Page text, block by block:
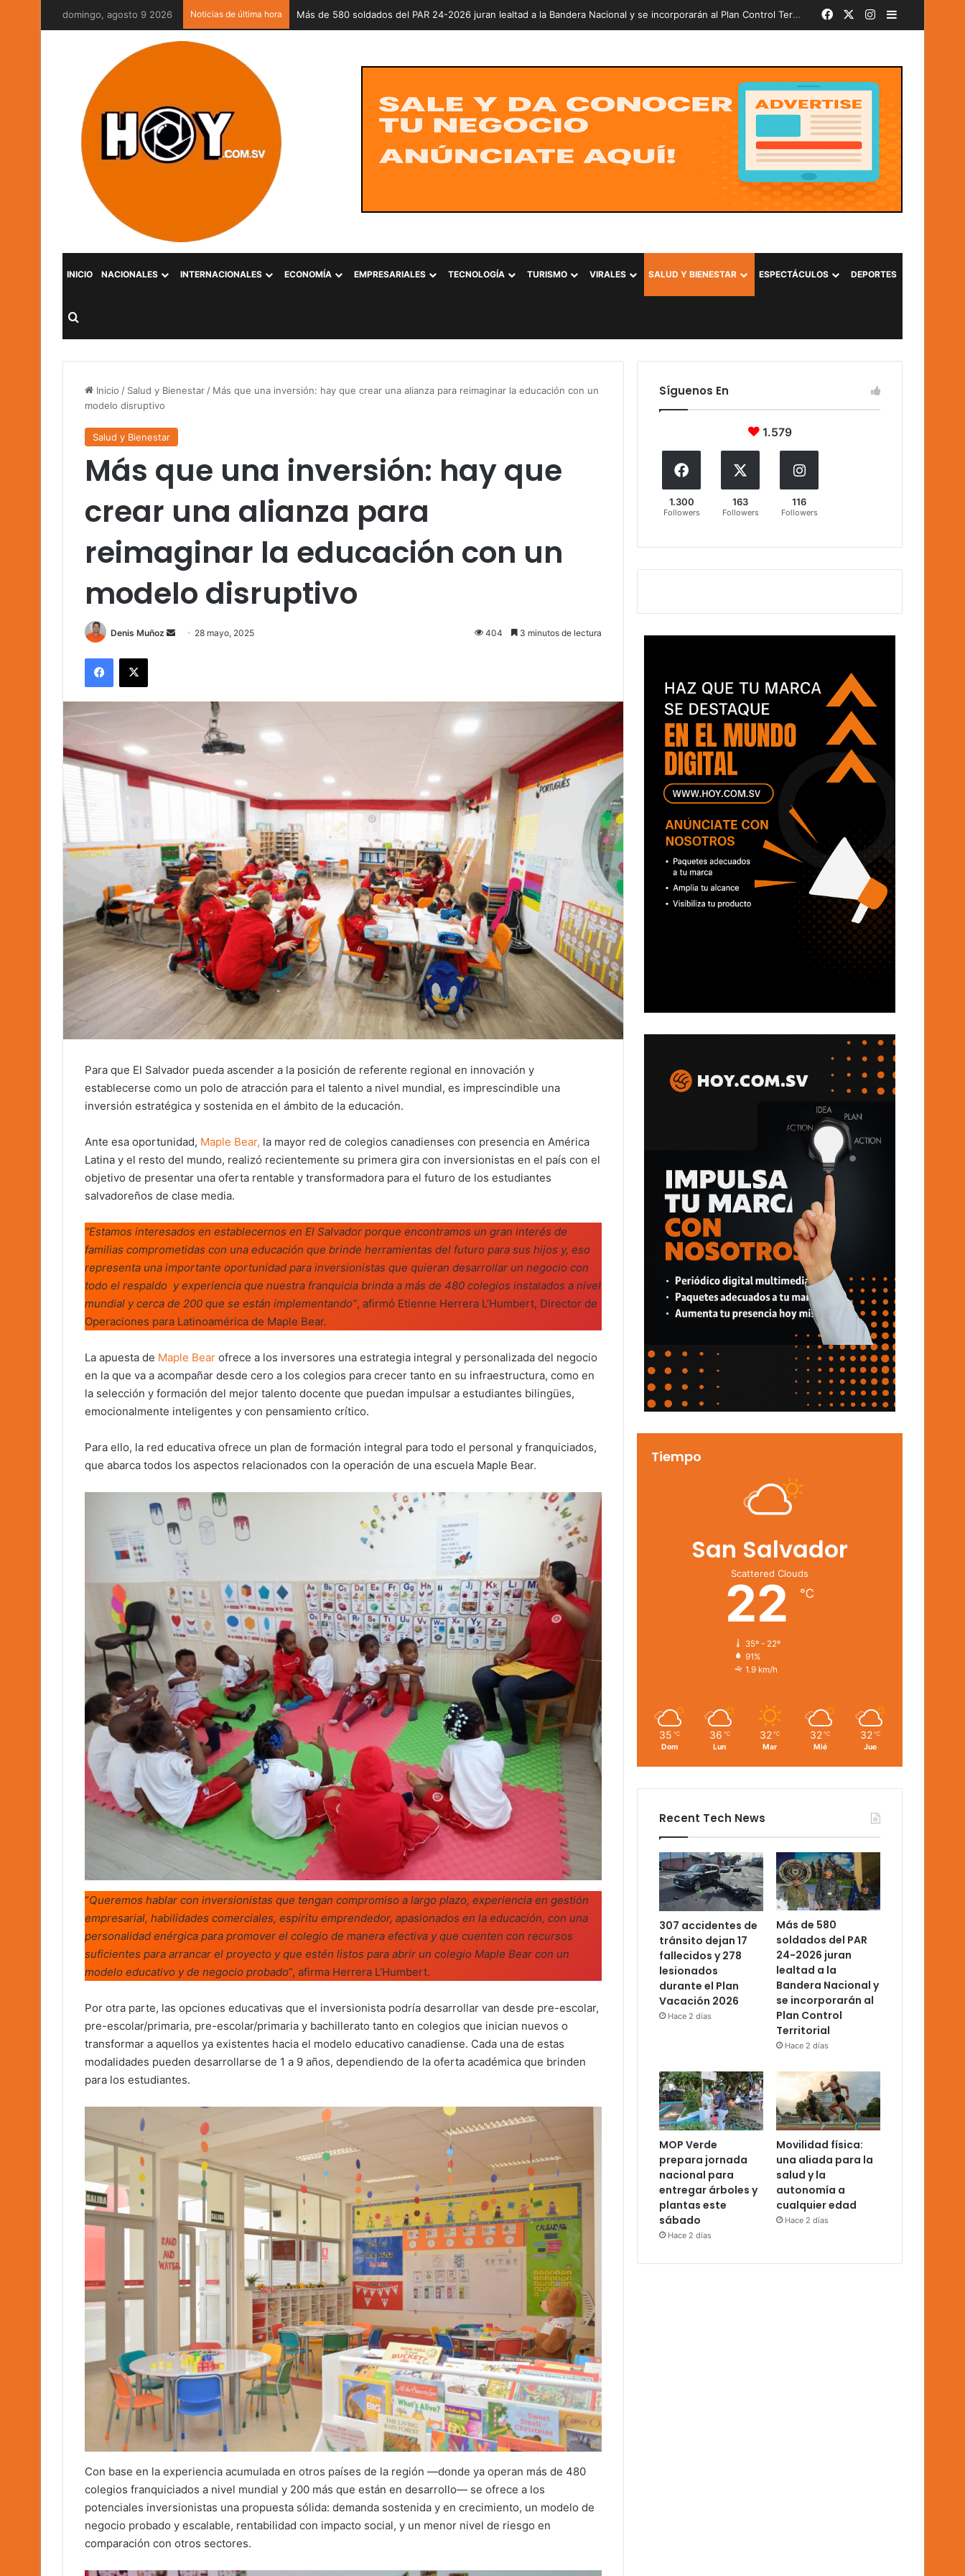
domingo, agosto 9 2026 Noticias de última hora MOP Verde prepara jornada nacional para entregar árboles y plantas este sábado FacebookInstagram
Barra lateral
INICIO NACIONALES INTERNACIONALES ECONOMÍA EMPRESARIALES TECNOLOGÍA TURISMO VIRALES SALUD Y BIENESTAR ESPECTÁCULOS DEPORTES
Buscar por
Inicio / Salud y Bienestar / Más que una inversión: hay que crear una alianza para reimaginar la educación con un
modelo disruptivo
Salud y Bienestar
Más que una inversión: hay que
crear una alianza para
reimaginar la educación con un
modelo disruptivo
Denis Muñoz
Send 28 mayo, 2025 404 3 minutos de lectura
Facebook
X
Para que El Salvador pueda ascender a la posición de referente regional en innovación y
establecerse como un polo de atracción para el talento a nivel mundial, es imprescindible una
inversión estratégica y sostenida en el ámbito de la educación.
Ante esa oportunidad, Maple Bear, la mayor red de colegios canadienses con presencia en América
Latina y el resto del mundo, realizó recientemente su primera gira con inversionistas en el país con el
objetivo de presentar una oferta rentable y transformadora para el futuro de los estudiantes
salvadoreños de clase media.
“Estamos interesados en establecernos en El Salvador porque encontramos un gran interés de
familias comprometidas con una educación que brinde herramientas del futuro para sus hijos y, eso
representa una importante oportunidad para inversionistas que quieran desarrollar un negocio con
todo el respaldo y experiencia que nuestra franquicia brinda a más de 480 colegios instalados a nivel
mundial y cerca de 200 que se están implementando”, afirmó Etienne Herrera L’Humbert, Director de
Operaciones para Latinoamérica de Maple Bear.
La apuesta de Maple Bear ofrece a los inversores una estrategia integral y personalizada del negocio
en la que va a acompañar desde cero a los colegios para crecer tanto en su infraestructura, como en
la selección y formación del mejor talento docente que puedan impulsar a estudiantes bilingües,
emocionalmente inteligentes y con pensamiento crítico.
Para ello, la red educativa ofrece un plan de formación integral para todo el personal y franquiciados,
que abarca todos los aspectos relacionados con la operación de una escuela Maple Bear.
“Queremos hablar con inversionistas que tengan compromiso a largo plazo, experiencia en gestión
empresarial, habilidades comerciales, espíritu emprendedor, apasionados en la educación, con una
personalidad enérgica para promover el colegio de manera efectiva y que cuenten con recursos
suficientes para arrancar el proyecto y que estén listos para abrir un colegio Maple Bear con un
modelo educativo y de negocio probado”, afirma Herrera L’Humbert.
Por otra parte, las opciones educativas que el inversionista podría desarrollar van desde pre-escolar,
pre-escolar/primaria, pre-escolar/primaria y bachillerato tanto en colegios que inician nuevos o
transformar a aquellos ya existentes hacia el modelo educativo canadiense. Cada una de estas
modalidades pueden desarrollarse de 1 a 9 años, dependiendo de la oferta académica que brinden
para los estudiantes.
Con base en la experiencia acumulada en otros países de la región —donde ya operan más de 480
colegios franquiciados a nivel mundial y 200 más que están en desarrollo— se ofrece a los
potenciales inversionistas una propuesta sólida: demanda sostenida y en crecimiento, un modelo de
negocio probado y escalable, rentabilidad con impacto social, y un menor nivel de riesgo en
comparación con otros sectores.
Síguenos En
1.579
1.300
Followers
163
Followers
116
Followers
Tiempo
San Salvador
Scattered Clouds
22 ℃
35º - 22º
91%
1.9 km/h
35 ℃
Dom
36 ℃
Lun
32 ℃
Mar
32 ℃
Mié
32 ℃
Jue
Recent Tech News
307 accidentes de
tránsito dejan 17
fallecidos y 278
lesionados
durante el Plan
Vacación 2026
Hace 2 días
Más de 580
soldados del PAR
24-2026 juran
lealtad a la
Bandera Nacional y
se incorporarán al
Plan Control
Territorial
Hace 2 días
MOP Verde
prepara jornada
nacional para
entregar árboles y
plantas este
sábado
Hace 2 días
Movilidad física:
una aliada para la
salud y la
autonomía a
cualquier edad
Hace 2 días